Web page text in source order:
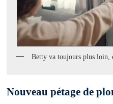
Betty va toujours plus loin,
Nouveau pétage de